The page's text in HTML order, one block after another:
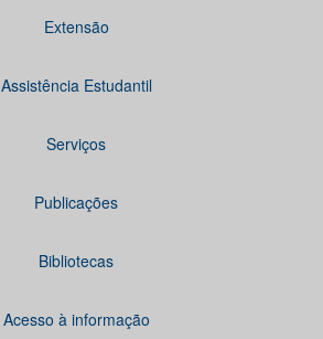
Extensão
Assistência Estudantil
Serviços
Publicações
Bibliotecas
Acesso à informação